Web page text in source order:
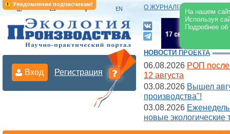
Уведомление подписчикам!
На нашем
Используя
Подробнее
О ЖУРНАЛЕ |
Вход Регистрация
НОВОСТИ ПРОЕКТА
06.08.2026 РОП после
12 августа
03.08.2026 Вышел
производства"!
03.08.2026
новые экологические